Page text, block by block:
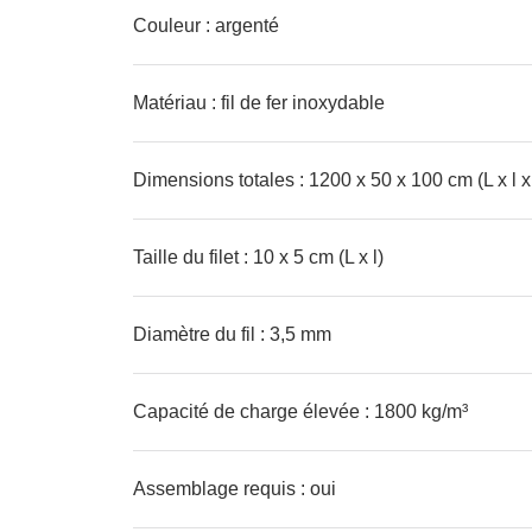
Couleur : argenté
Matériau : fil de fer inoxydable
Dimensions totales : 1200 x 50 x 100 cm (L x l
Taille du filet : 10 x 5 cm (L x l)
Diamètre du fil : 3,5 mm
Capacité de charge élevée : 1800 kg/m³
Assemblage requis : oui